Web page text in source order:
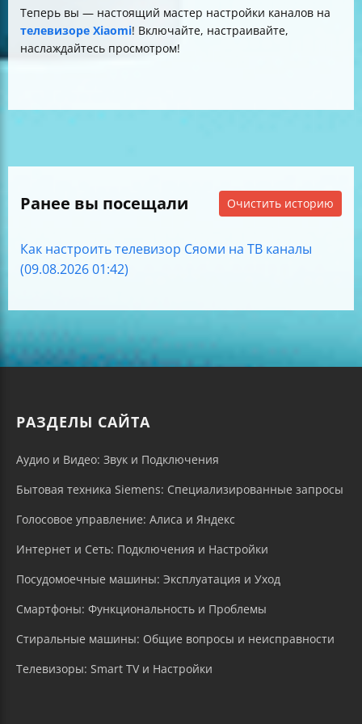
Теперь вы — настоящий мастер настройки каналов на
телевизоре Xiaomi! Включайте, настраивайте,
наслаждайтесь просмотром!
Ранее вы посещали Очистить историю
Как настроить телевизор Сяоми на ТВ каналы
(09.08.2026 01:42)
РАЗДЕЛЫ САЙТА
Аудио и Видео: Звук и Подключения
Бытовая техника Siemens: Специализированные запросы
Голосовое управление: Алиса и Яндекс
Интернет и Сеть: Подключения и Настройки
Посудомоечные машины: Эксплуатация и Уход
Смартфоны: Функциональность и Проблемы
Стиральные машины: Общие вопросы и неисправности
Телевизоры: Smart TV и Настройки